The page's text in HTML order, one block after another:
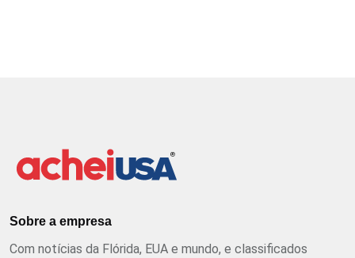
Sobre a empresa
Com notícias da Flórida, EUA e mundo, e classificados